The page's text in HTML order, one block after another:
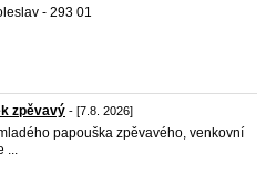
- 293 01
zpěvavý - [7.8. 2026]
papouška zpěvavého, venkovní
...